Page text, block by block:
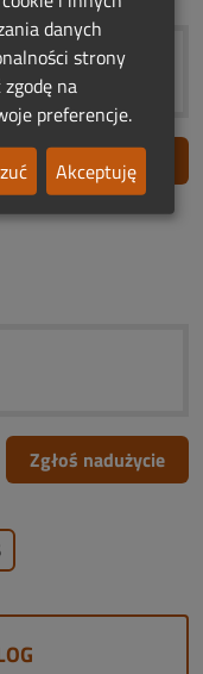
Zgłoś nadużycie
Zgłoś nadużycie
danych
strony
na
preferencje.
Akceptuję